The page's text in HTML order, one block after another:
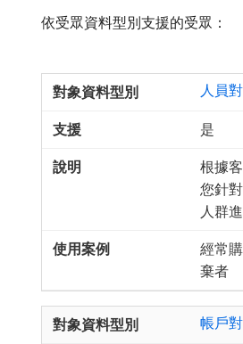
依受眾資料型別支援的受眾：
人員
是
根據
您針
人群
經常
棄者
帳戶